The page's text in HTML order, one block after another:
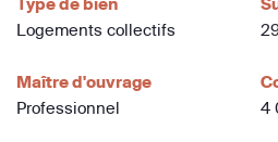
Logements collectifs
Maître d'ouvrage
Professionnel
4